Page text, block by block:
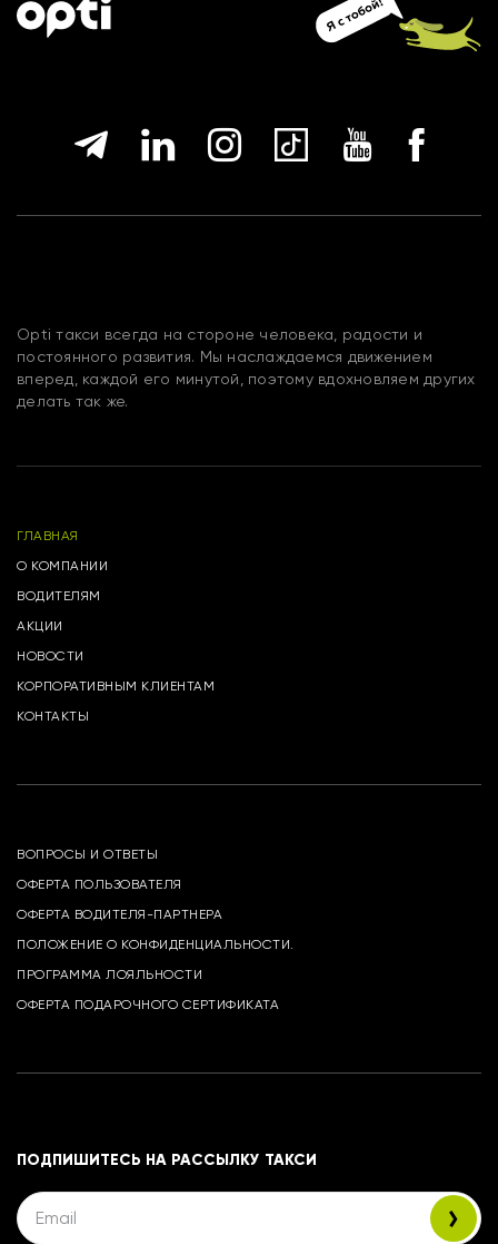
Opti такси всегда на стороне человека, радости и
постоянного развития. Мы наслаждаемся движением
вперед, каждой его минутой, поэтому вдохновляем других
делать так же.
ГЛАВНАЯ
О КОМПАНИИ
ВОДИТЕЛЯМ
АКЦИИ
НОВОСТИ
КОРПОРАТИВНЫМ КЛИЕНТАМ
КОНТАКТЫ
ВОПРОСЫ И ОТВЕТЫ
ОФЕРТА ПОЛЬЗОВАТЕЛЯ
ОФЕРТА ВОДИТЕЛЯ-ПАРТНЕРА
ПОЛОЖЕНИЕ О КОНФИДЕНЦИАЛЬНОСТИ.
ПРОГРАММА ЛОЯЛЬНОСТИ
ОФЕРТА ПОДАРОЧНОГО СЕРТИФИКАТА
ПОДПИШИТЕСЬ НА РАССЫЛКУ ТАКСИ